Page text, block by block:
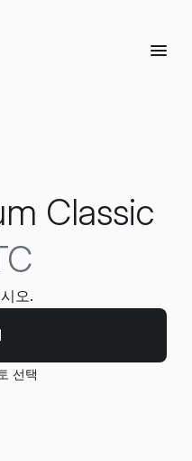
Classic
오.
선택